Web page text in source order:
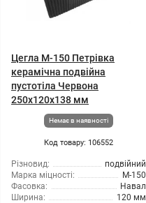
Цегла М-150 Петрівка
керамічна подвійна
пустотіла Червона
250х120х138 мм
Немає в наявності
Код товару: 106552
Різновид:
подвійний
Марка міцності:
М-150
Фасовка:
Навал
Ширина:
120 мм